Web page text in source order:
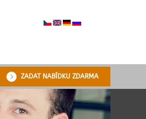
ZADAT NABÍDKU ZDARMA